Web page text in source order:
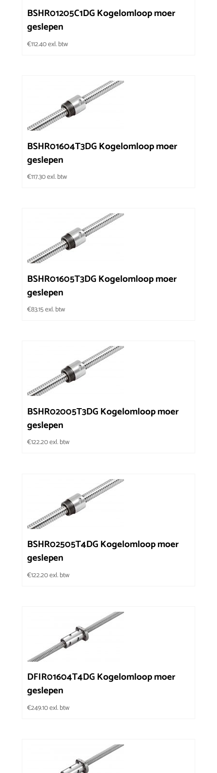
BSHR01205C1DG Kogelomloop moer
geslepen
€112.40exl. btw
BSHR01604T3DG Kogelomloop moer
geslepen
€117.30exl. btw
BSHR01605T3DG Kogelomloop moer
geslepen
€83.15exl. btw
BSHR02005T3DG Kogelomloop moer
geslepen
€122.20exl. btw
BSHR02505T4DG Kogelomloop moer
geslepen
€122.20exl. btw
DFIR01604T4DG Kogelomloop moer
geslepen
€249.10exl. btw